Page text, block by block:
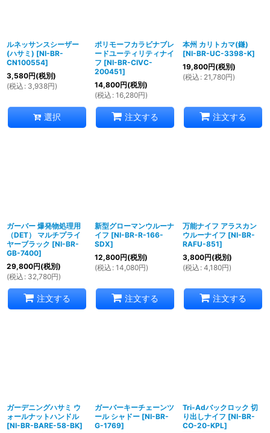
ルネッサンスシーザー
(ハサミ) [NI-BR-
CN100554]
3,580円(税別)
(税込 : 3,938円)
選択
ポリモーフカラビナブレ
ードユーティリティナイ
フ [NI-BR-CIVC-
200451]
14,800円(税別)
(税込 : 16,280円)
注文する
本州 カリトカマ(鎌)
[NI-BR-UC-3398-K]
19,800円(税別)
(税込 : 21,780円)
注文する
ガーバー 爆発物処理用
（DET） マルチプライ
ヤーブラック [NI-BR-
GB-7400]
29,800円(税別)
(税込 : 32,780円)
注文する
新型グローマンウルーナ
イフ [NI-BR-R-166-
SDX]
12,800円(税別)
(税込 : 14,080円)
注文する
万能ナイフ アラスカン
ウルーナイフ [NI-BR-
RAFU-851]
3,800円(税別)
(税込 : 4,180円)
注文する
ガーデニングハサミ ウ
ォールナットハンドル
[NI-BR-BARE-58-BK]
ガーバーキーチェーンツ
ール シャドー [NI-BR-
G-1769]
Tri-Adバックロック 切
り出しナイフ [NI-BR-
CO-20-KPL]